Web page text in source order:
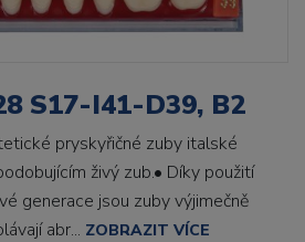
S17-I41-D39, B2
pryskyřičné zuby italské
živý zub.• Díky použití
generace jsou zuby výjimečně
abr... ZOBRAZIT VÍCE